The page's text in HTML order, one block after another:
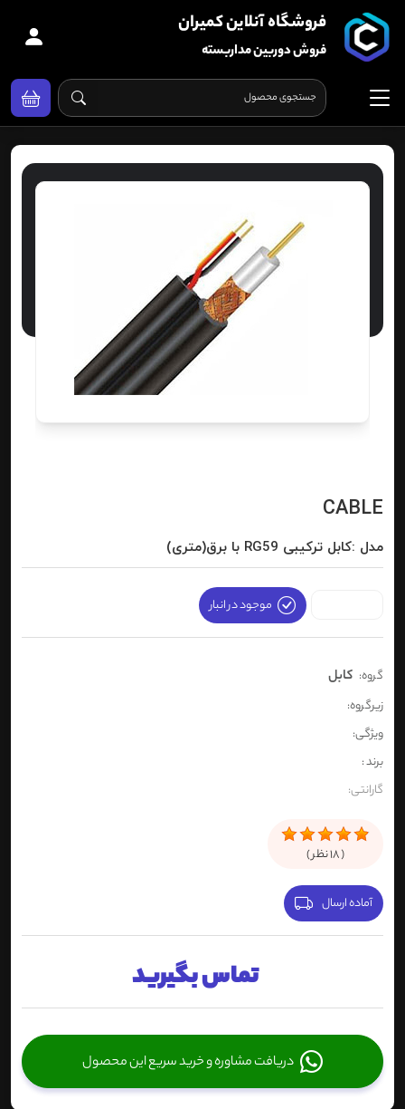
فروشگاه آنلاین کمیران
فروش دوربین مداربسته
CABLE
مدل :کابل ترکیبی RG59 با برق(متری)
موجود در انبار
گروه: کابل
زیرگروه:
ویژگی:
برند :
گارانتی:
(
18نظر )
آماده ارسال
تماس بگیرید
دریافت مشاوره و خرید سریع این محصول